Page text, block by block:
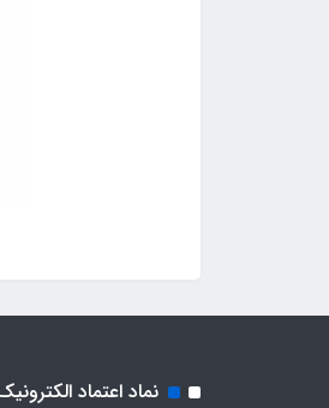
نماد اعتماد